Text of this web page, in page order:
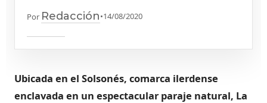
Por Redacción•14/08/2020
Ubicada en el Solsonés, comarca ilerdense
enclavada en un espectacular paraje natural, La